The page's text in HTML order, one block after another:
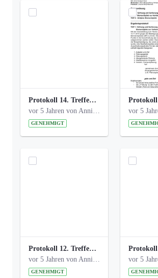
Protokoll 14. Treffen 20160613 AG Bismarckplatz.pdf
GENEHMIGT
Protokoll 12. Treffen 20150921 AG Bismarckplatz.pdf
GENEHMIGT